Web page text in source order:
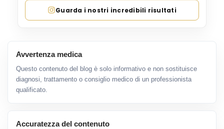
Guarda i nostri incredibili risultati
Avvertenza medica
Questo contenuto del blog è solo informativo e non sostituisce
diagnosi, trattamento o consiglio medico di un professionista
qualificato.
Accuratezza del contenuto